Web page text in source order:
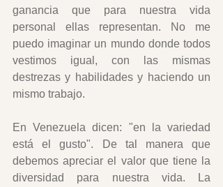
ganancia que para nuestra vida
personal ellas representan. No me
puedo imaginar un mundo donde todos
vestimos igual, con las mismas
destrezas y habilidades y haciendo un
mismo trabajo.
En Venezuela dicen: "en la variedad
está el gusto". De tal manera que
debemos apreciar el valor que tiene la
diversidad para nuestra vida. La